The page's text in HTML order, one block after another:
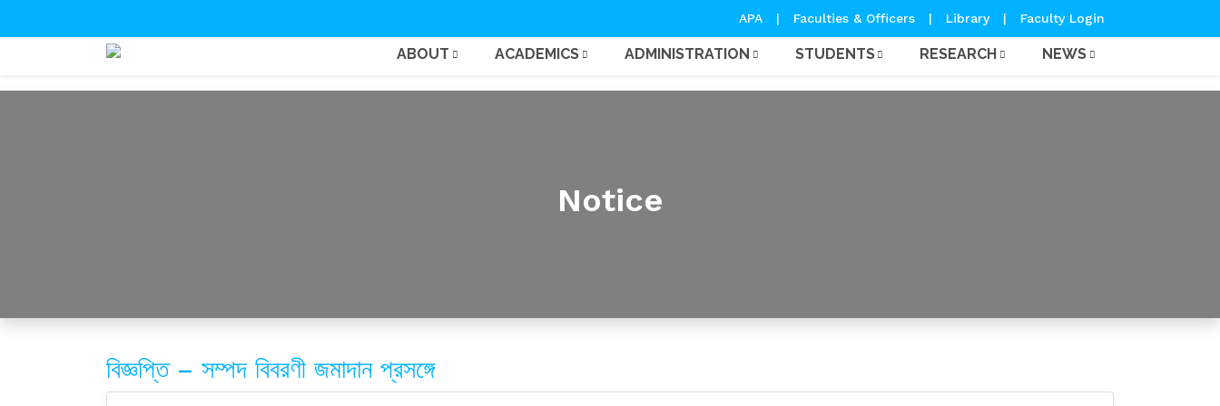
APA | Faculties & Officers | Library | Faculty Login
ABOUT ACADEMICS ADMINISTRATION STUDENTS RESEARCH NEWS
Notice
বিজ্ঞপ্তি – সম্পদ বিবরণী জমাদান প্রসঙ্গে